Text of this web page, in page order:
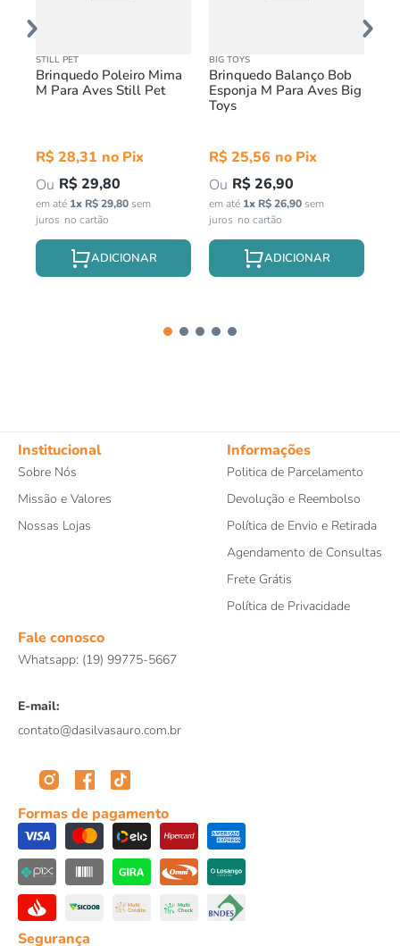
STILL PET
Brinquedo Poleiro Mima
M Para Aves Still Pet
R$28,31
R$29,80
em até 1x R$29,80sem
juros
BIG TOYS
Brinquedo Balanço Bob
Esponja M Para Aves Big
Toys
R$25,56
R$26,90
em até 1x R$26,90sem
juros
Institucional
Sobre Nós
Missão e Valores
Nossas Lojas
Informações
Politica de Parcelamento
Devolução e Reembolso
Política de Envio e Retirada
Agendamento de Consultas
Frete Grátis
Política de Privacidade
Fale conosco
Whatsapp: (19) 99775-5667
E-mail:
contato@dasilvasauro.com.br
Formas de pagamento
Segurança